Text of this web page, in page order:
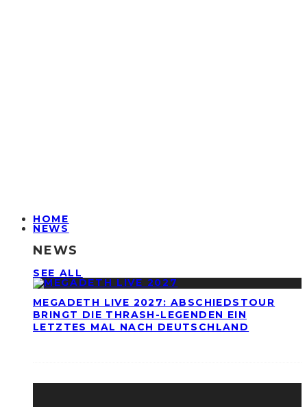
HOME
NEWS
NEWS
SEE ALL
MEGADETH LIVE 2027: ABSCHIEDSTOUR
BRINGT DIE THRASH-LEGENDEN EIN
LETZTES MAL NACH DEUTSCHLAND